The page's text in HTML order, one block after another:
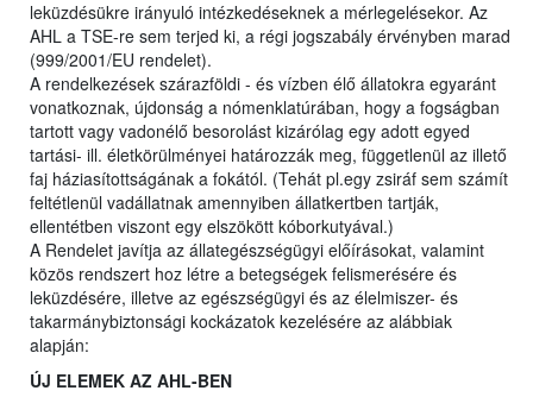
leküzdésükre irányuló intézkedéseknek a mérlegelésekor. Az
AHL a TSE-re sem terjed ki, a régi jogszabály érvényben marad
(999/2001/EU rendelet).
A rendelkezések szárazföldi - és vízben élő állatokra egyaránt
vonatkoznak, újdonság a nómenklatúrában, hogy a fogságban
tartott vagy vadonélő besorolást kizárólag egy adott egyed
tartási- ill. életkörülményei határozzák meg, függetlenül az illető
faj háziasítottságának a fokától. (Tehát pl.egy zsiráf sem számít
feltétlenül vadállatnak amennyiben állatkertben tartják,
ellentétben viszont egy elszökött kóborkutyával.)
A Rendelet javítja az állategészségügyi előírásokat, valamint
közös rendszert hoz létre a betegségek felismerésére és
leküzdésére, illetve az egészségügyi és az élelmiszer- és
takarmánybiztonsági kockázatok kezelésére az alábbiak
alapján:
ÚJ ELEMEK AZ AHL-BEN